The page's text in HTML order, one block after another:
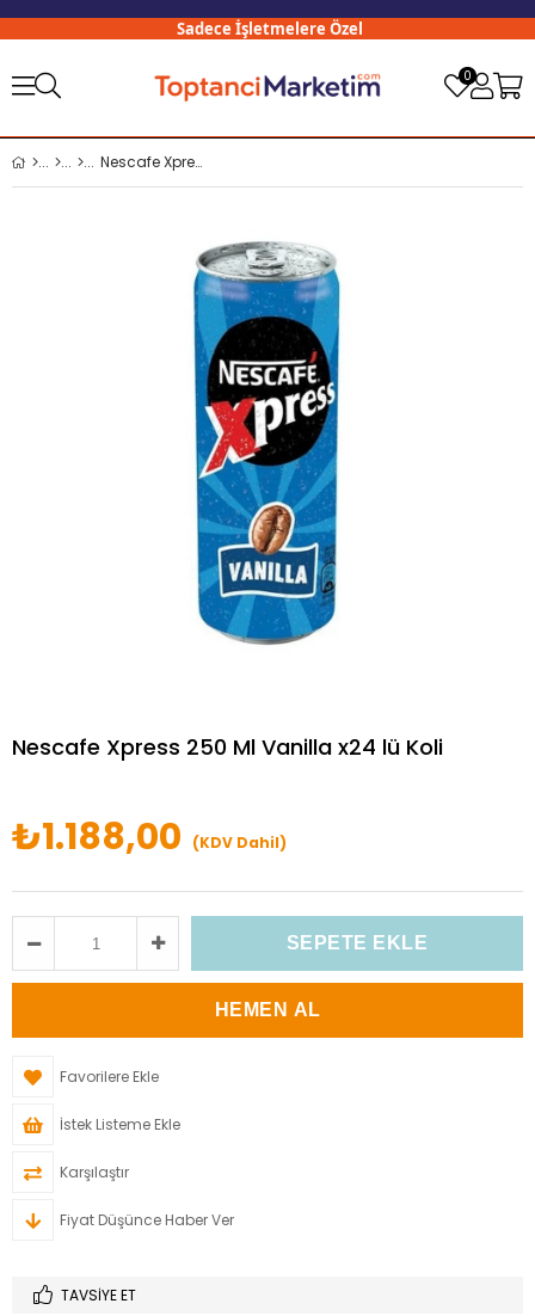
Sadece İşletmelere Özel
0
Nescafe Xpress 250 Ml Vanilla x24 lü Koli
Nescafe Xpress 250 Ml Vanilla x24 lü Koli
₺1.188,00 (KDV Dahil)
Favorilere Ekle
İstek Listeme Ekle
Karşılaştır
Fiyat Düşünce Haber Ver
TAVSIYE ET